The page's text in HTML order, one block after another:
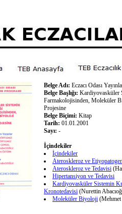
Belge Adı: Eczacı Odası
Belge Başlığı: Kardiyovasküler
Farmakolojisinden, Moleküler
Projesine
Belge Biçimi: Kitap
Tarih: 01.01.2001
Sayı: -
İçindekiler
İçindekiler
Ateroskleroz ve
Ateroskleroz ve Tedavisi
Hipertansiyon ve Tedavisi
Kardiyovasküler Sistemin
Kronotedavisi (Nurettin
Moleküler Biyoloji